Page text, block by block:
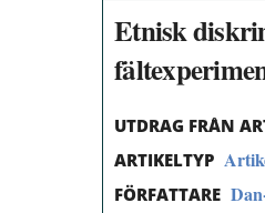
Etnisk
UTDRAG FRÅN
ARTIKELTYP
FÖRFATTARE